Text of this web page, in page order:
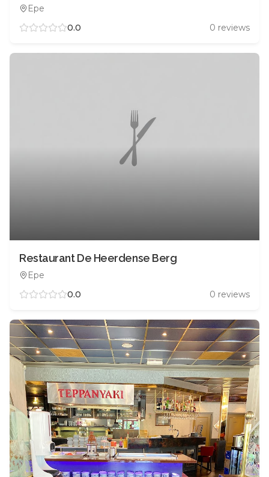
Epe
0.0
0 reviews
Restaurant De Heerdense Berg
Epe
0.0
0 reviews